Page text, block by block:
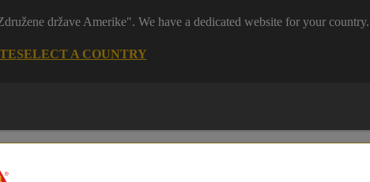
države Amerike". We have a dedicated website for your country.
SELECT A COUNTRY